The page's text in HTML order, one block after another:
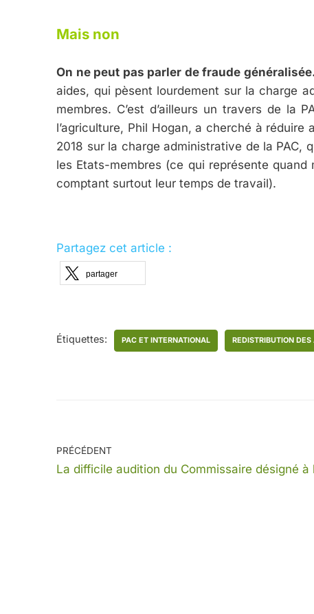
Mais non
On ne peut pas parler de fraude
aides, qui pèsent lourdement sur la charge
membres. C’est d’ailleurs un travers de la
l’agriculture, Phil Hogan, a cherché à
2018 sur la charge administrative de la PAC,
les Etats-membres (ce qui représente
comptant surtout leur temps de travail).
Partagez cet article :
partager
Étiquettes: PAC ET INTERNATIONAL REDISTRIBUTION DES
PRÉCÉDENT
La difficile audition du Commissaire désigné à